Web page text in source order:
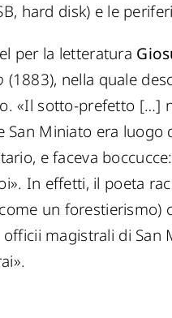
hard disk) e le
per la letteratura
(1883), nella quale
«Il sotto-prefetto […]
San Miniato era luogo
e faceva
In effetti, il poeta
un forestierismo)
magistrali di San